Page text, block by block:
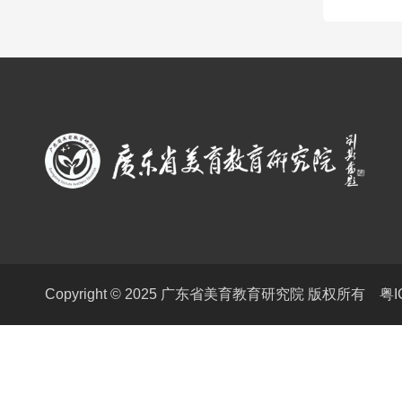
Copyright © 2025 广东省美育教育研究院 版权所有 粤